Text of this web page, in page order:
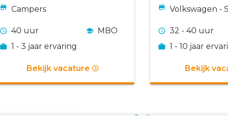
derland
Campers
40 uur
MBO
1 - 3 jaar ervaring
Bekijk vacature
d, Nederland
Volkswagen -
32 - 40 uur
1 - 10 jaar
Bekijk